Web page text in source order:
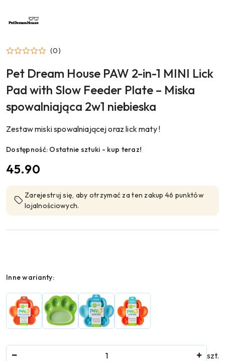
PRODUCENTA:
PET
(0)
Pet Dream House PAW 2-in-1 MINI Lick
Pad with Slow Feeder Plate – Miska
spowalniająca 2w1 niebieska
Zestaw miski spowalniającej oraz lick maty !
Dostępność: Ostatnie sztuki - kup teraz!
cena:
45.90
Zarejestruj się, aby otrzymać za ten zakup 46 punktów
lojalnościowych.
Wariant
Inne warianty:
szt.